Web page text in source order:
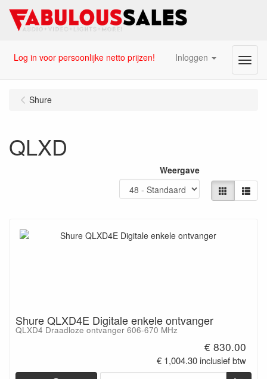
Log in voor persoonlijke netto prijzen! Inloggen Menu
Shure
QLXD
Weergave
Shure QLXD4E Digitale enkele ontvanger
QLXD4 Draadloze ontvanger 606-670 MHz
€ 830.00
€ 1,004.30 inclusief btw